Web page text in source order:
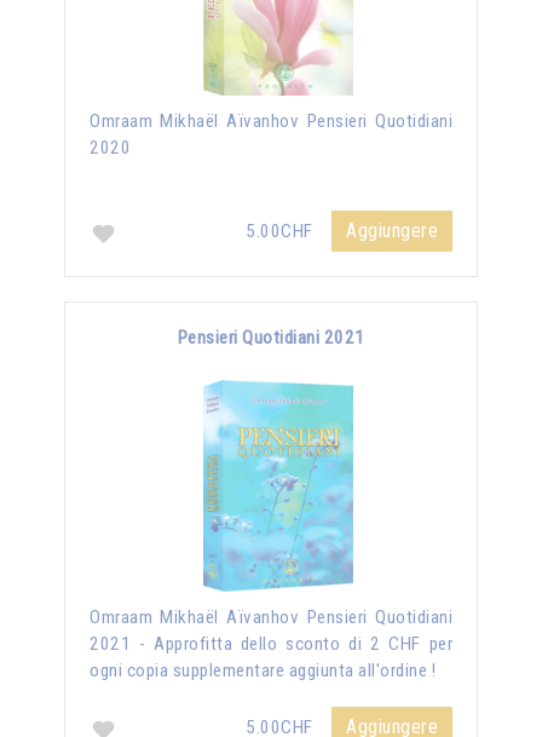
Omraam Mikhaël Aïvanhov Pensieri Quotidiani
2020
5.00CHF Aggiungere
Pensieri Quotidiani 2021
Omraam Mikhaël Aïvanhov Pensieri Quotidiani
2021 - Approfitta dello sconto di 2 CHF per
ogni copia supplementare aggiunta all'ordine !
5.00CHF Aggiungere